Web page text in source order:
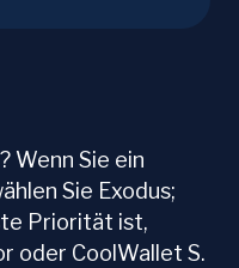
Wenn Sie ein
Sie Exodus;
Priorität ist,
oder CoolWallet S.